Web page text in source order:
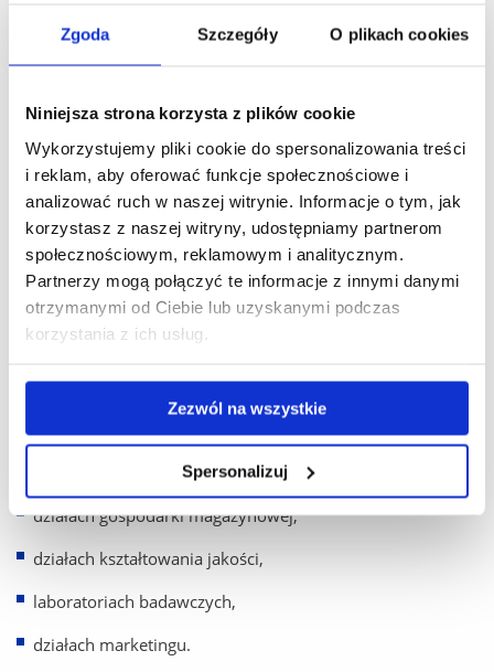
Zgoda Szczegóły O plikach cookies
Niniejsza strona korzysta z plików cookie
Wykorzystujemy pliki cookie do spersonalizowania treści
i reklam, aby oferować funkcje społecznościowe i
analizować ruch w naszej witrynie. Informacje o tym, jak
korzystasz z naszej witryny, udostępniamy partnerom
społecznościowym, reklamowym i analitycznym.
Partnerzy mogą połączyć te informacje z innymi danymi
otrzymanymi od Ciebie lub uzyskanymi podczas
korzystania z ich usług.
Zezwól na wszystkie
Spersonalizuj
specjalistą w zakresie projektowania, weryfikowania
i zarządzania produktami. Jest przygotowany do poszukiwania
opracowania projektu nowego lub doskonalenia istniejącego
produktu oraz optymalizacji możliwości jego komercjalizacji.
Zna uregulowania i przepisy z zakresu prawa, normalizacji
i certyfikacji produktu.
Perspektywy zawodowe:
Absolwent kierunku jest przygotowany do podjęcia
zatrudnienia na stanowiskach inżynierskich i kierowniczych
w różnych działach gospodarki, szczególnie w przemyśle
spożywczym, suplementów diety, produkcji kosmetyków
naturalnych i innych o podobnym profilu działalności.
Absolwent ma możliwość zatrudnienia w przedsiębiorstwach
produkcyjnych i handlowych, a szczególnie w:
działach gospodarki magazynowej,
działach kształtowania jakości,
laboratoriach badawczych,
działach marketingu.